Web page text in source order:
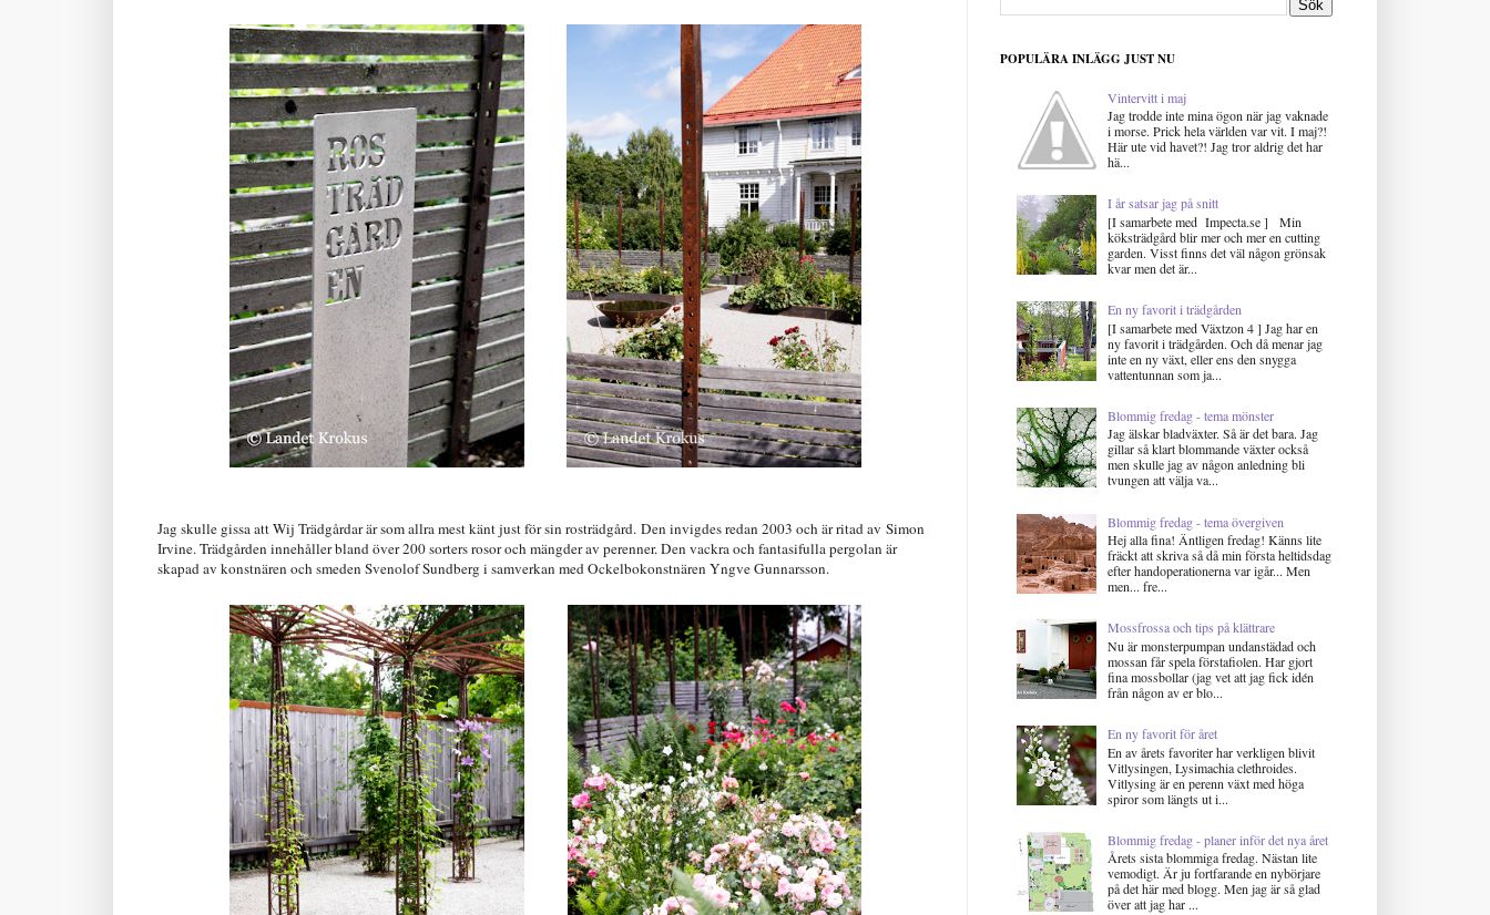
Jag skulle gissa att Wij Trädgårdar är som allra mest känt just för sin rosträdgård. Den invigdes redan 2003 och är ritad av Simon
Irvine. Trädgården innehåller bland över 200 sorters rosor och mängder av perenner. Den vackra och fantasifulla pergolan är
skapad av konstnären och smeden Svenolof Sundberg i samverkan med Ockelbokonstnären Yngve Gunnarsson.
POPULÄRA INLÄGG JUST NU
Vintervitt i maj
Jag trodde inte mina ögon när jag vaknade
i morse. Prick hela världen var vit. I maj?!
Här ute vid havet?! Jag tror aldrig det har
hä...
I år satsar jag på snitt
[I samarbete med Impecta.se ] Min
köksträdgård blir mer och mer en cutting
garden. Visst finns det väl någon grönsak
kvar men det är...
En ny favorit i trädgården
[I samarbete med Växtzon 4 ] Jag har en
ny favorit i trädgården. Och då menar jag
inte en ny växt, eller ens den snygga
vattentunnan som ja...
Blommig fredag - tema mönster
Jag älskar bladväxter. Så är det bara. Jag
gillar så klart blommande växter också
men skulle jag av någon anledning bli
tvungen att välja va...
Blommig fredag - tema övergiven
Hej alla fina! Äntligen fredag! Känns lite
fräckt att skriva så då min första heltidsdag
efter handoperationerna var igår... Men
men... fre...
Mossfrossa och tips på klättrare
Nu är monsterpumpan undanstädad och
mossan får spela förstafiolen. Har gjort
fina mossbollar (jag vet att jag fick idén
från någon av er blo...
En ny favorit för året
En av årets favoriter har verkligen blivit
Vitlysingen, Lysimachia clethroides.
Vitlysing är en perenn växt med höga
spiror som längts ut i...
Blommig fredag - planer inför det nya året
Årets sista blommiga fredag. Nästan lite
vemodigt. Är ju fortfarande en nybörjare
på det här med blogg. Men jag är så glad
över att jag har ...